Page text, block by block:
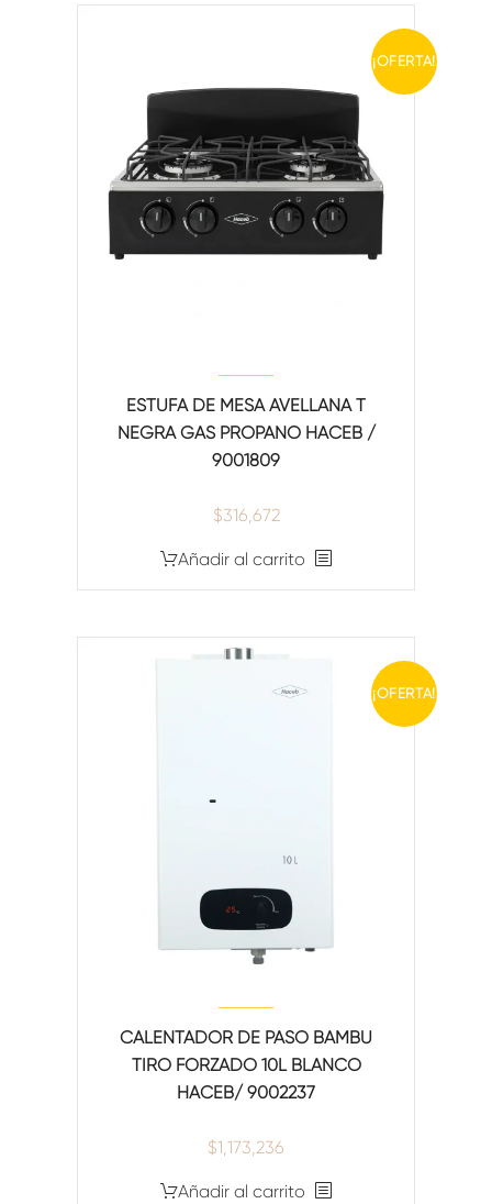
¡OFERTA!
ESTUFA DE MESA AVELLANA T
NEGRA GAS PROPANO HACEB /
9001809
$316,672
Añadir al carrito
¡OFERTA!
CALENTADOR DE PASO BAMBÚ
TIRO FORZADO 10L BLANCO
HACEB/ 9002237
$1,173,236
Añadir al carrito